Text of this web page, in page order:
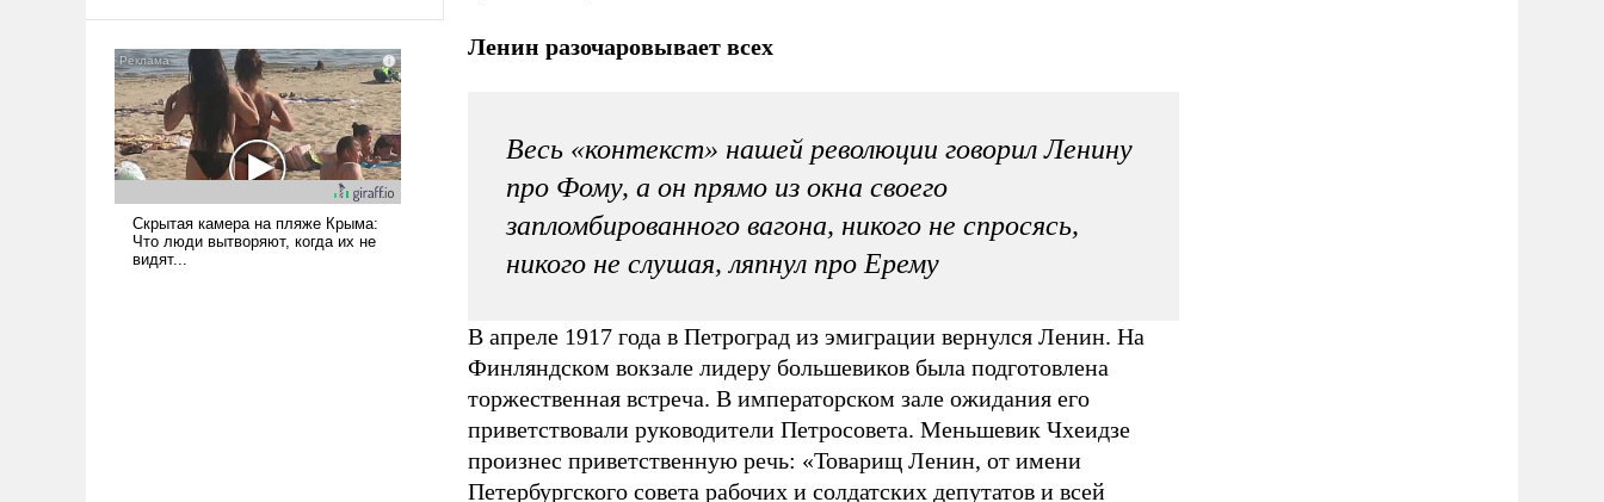
уязвимости США, например, перед
Китаем.
Ленин разочаровывает всех
Весь «контекст» нашей революции говорил Ленину
про Фому, а он прямо из окна своего
запломбированного вагона, никого не спросясь,
никого не слушая, ляпнул про Ерему
В апреле 1917 года в Петроград из эмиграции вернулся Ленин. На
Финляндском вокзале лидеру большевиков была подготовлена
торжественная встреча. В императорском зале ожидания его
приветствовали руководители Петросовета. Меньшевик Чхеидзе
произнес приветственную речь: «Товарищ Ленин, от имени
Петербургского совета рабочих и солдатских депутатов и всей